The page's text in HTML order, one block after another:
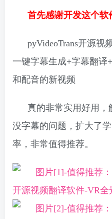
首先感谢开发这个软
pyVideoTrans开源视
一键字幕生成+字幕翻译
和配音的新视频
真的非常实用好用，
没字幕的问题，扩大了
率，非常值得推荐。